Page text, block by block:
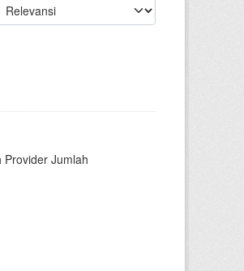
Provider Jumlah